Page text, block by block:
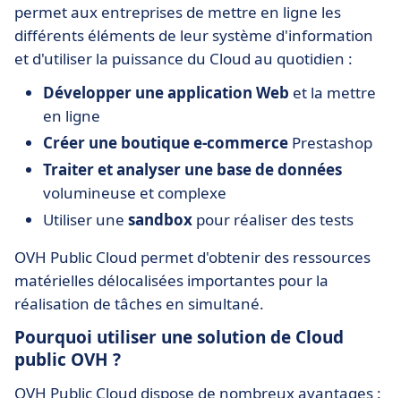
permet aux entreprises de mettre en ligne les
différents éléments de leur système d'information
et d'utiliser la puissance du Cloud au quotidien :
Développer une application Web et la mettre
en ligne
Créer une boutique e-commerce Prestashop
Traiter et analyser une base de données
volumineuse et complexe
Utiliser une sandbox pour réaliser des tests
OVH Public Cloud permet d'obtenir des ressources
matérielles délocalisées importantes pour la
réalisation de tâches en simultané.
Pourquoi utiliser une solution de Cloud
public OVH ?
OVH Public Cloud dispose de nombreux avantages :